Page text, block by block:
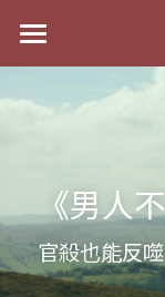
最新消息
祖傳命理
手工印鑑
課程介紹
五行八字學
Blog
《男人
官殺也能反
八字線上完整
《十神高階
1美元超值